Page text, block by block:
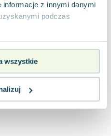
informacje z innymi danymi
podczas
wszystkie